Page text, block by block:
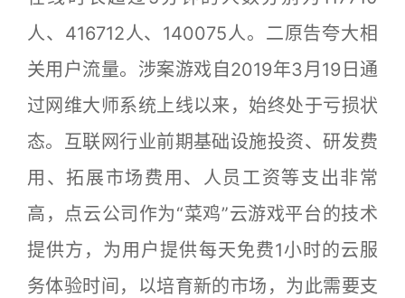
人、416712人、140075人。二原告夸大相
关用户流量。涉案游戏自2019年3月19日通
过网维大师系统上线以来，始终处于亏损状
态。互联网行业前期基础设施投资、研发费
用、拓展市场费用、人员工资等支出非常
高，点云公司作为“菜鸡”云游戏平台的技术
提供方，为用户提供每天免费1小时的云服
务体验时间，以培育新的市场，为此需要支